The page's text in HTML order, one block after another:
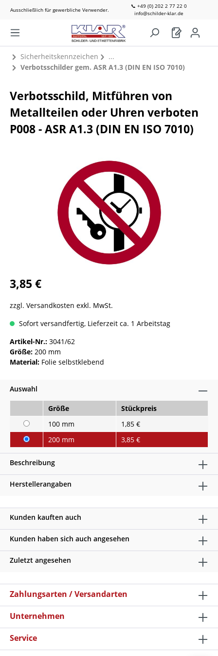
Ausschließlich für gewerbliche Verwender.
📞 +49 (0) 202 2 77 22 0
info@schilder-klar.de
Sicherheitskennzeichen
Verbotsschilder gem. ASR A1.3 (DIN EN ISO 7010)
Verbotsschild, Mitführen von
Metallteilen oder Uhren verboten
P008 - ASR A1.3 (DIN EN ISO 7010)
3,85 €
zzgl. Versandkosten exkl. MwSt.
Sofort versandfertig, Lieferzeit ca. 1 Arbeitstag
Artikel-Nr.: 3041/62
Größe: 200 mm
Material: Folie selbstklebend
Auswahl
Größe
Stückpreis
100 mm
1,85 €
200 mm
3,85 €
Beschreibung
Herstellerangaben
Kunden kauften auch
Kunden haben sich auch angesehen
Zuletzt angesehen
Zahlungsarten / Versandarten
Unternehmen
Service